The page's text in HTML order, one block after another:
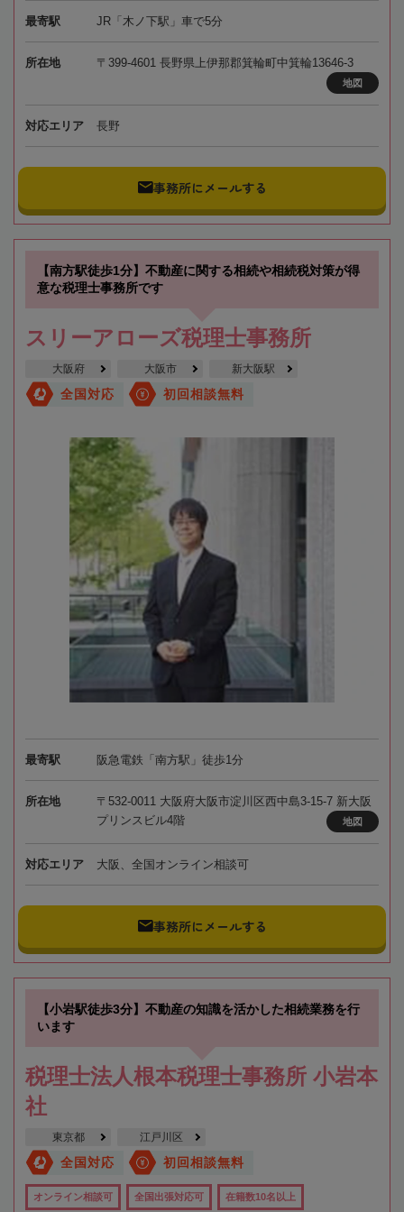
最寄駅 JR「木ノ下駅」車で5分
所在地 〒399-4601 長野県上伊那郡箕輪町中箕輪13646-3
地図
対応エリア 長野
事務所にメールする
【南方駅徒歩1分】不動産に関する相続や相続税対策が得
意な税理士事務所です
スリーアローズ税理士事務所
大阪府 大阪市 新大阪駅
全国対応 初回相談無料
最寄駅 阪急電鉄「南方駅」徒歩1分
所在地
〒532-0011 大阪府大阪市淀川区西中島3-15-7 新大阪
プリンスビル4階
地図
対応エリア 大阪、全国オンライン相談可
事務所にメールする
【小岩駅徒歩3分】不動産の知識を活かした相続業務を行
います
税理士法人根本税理士事務所 小岩本
社
東京都 江戸川区
全国対応 初回相談無料
オンライン相談可 全国出張対応可 在籍数10名以上